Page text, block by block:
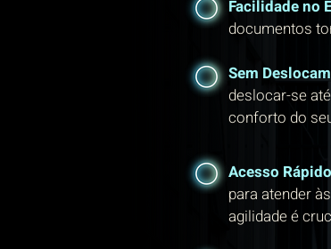
Facilidade no
documentos
Sem
deslocar-se
conforto do
Acesso
para atender
agilidade é